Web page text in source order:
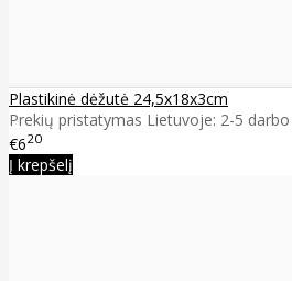
Plastikinė dėžutė 24,5x18x3cm
Prekių pristatymas Lietuvoje: 2-5
€620
Į krepšelį